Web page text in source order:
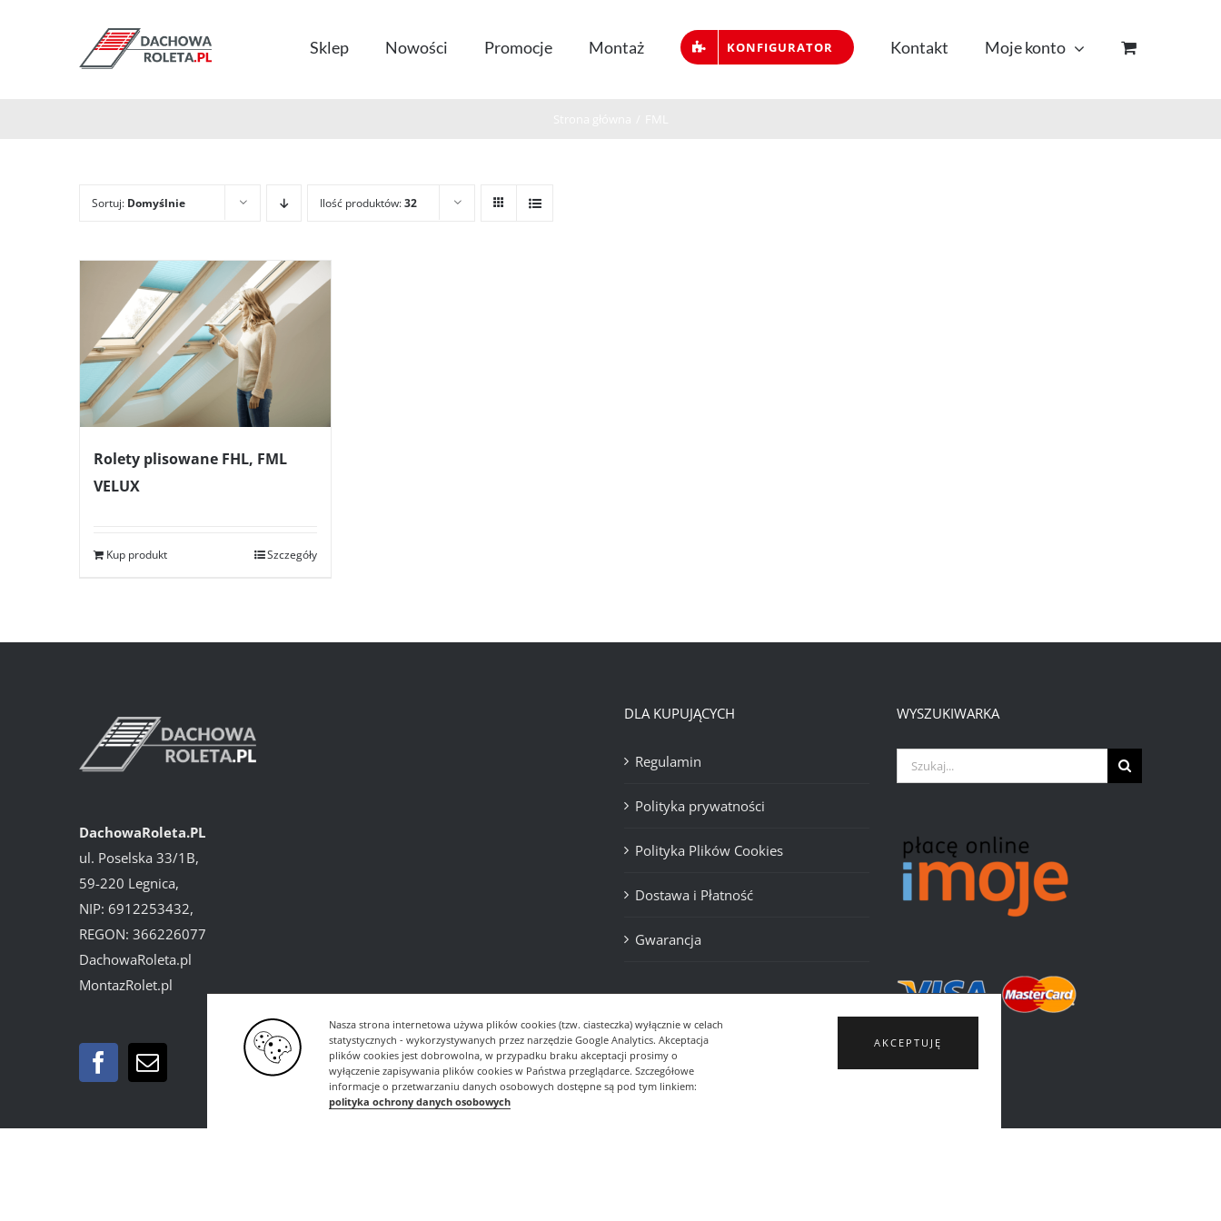
Nasza strona internetowa używa plików cookies (tzw. ciasteczka) wyłącznie w celach
statystycznych - wykorzystywanych przez narzędzie Google Analytics. Akceptacja
plików cookies jest dobrowolna, w przypadku braku akceptacji prosimy o
wyłączenie zapisywania plików cookies w Państwa przeglądarce. Szczegółowe
informacje o przetwarzaniu danych osobowych dostępne są pod tym linkiem:
polityka ochrony danych osobowych
AKCEPTUJĘ
Sklep Nowości Promocje Montaż KONFIGURATOR Kontakt Moje konto
Sortuj: Domyślnie Ilość produktów:32
Rolety plisowane FHL, FML
VELUX
Kup produkt Szczegóły
DachowaRoleta.PL
ul. Poselska 33/1B,
59-220 Legnica,
NIP: 6912253432,
REGON: 366226077
DachowaRoleta.pl
MontazRolet.pl
DLA KUPUJĄCYCH
Regulamin
Polityka prywatności
Polityka Plików Cookies
Dostawa i Płatność
Gwarancja
WYSZUKIWARKA
Szukaj